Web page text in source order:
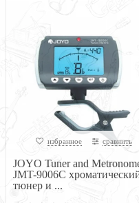
избранное сравнить
JOYO Tuner and
JMT-9006C
тюнер и ...